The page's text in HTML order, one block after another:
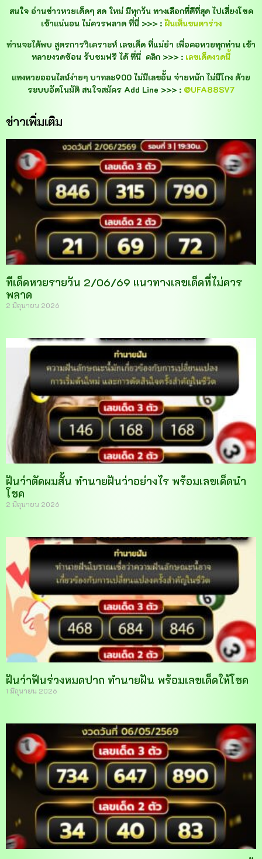
สนใจ อ่านข่าวหวยเด็ดๆ สด ใหม่ มีทุกวัน ทางเลือกที่ดีที่สุด ไปเสี่ยงโชค
เข้าแน่นอน ไม่ควรพลาด ที่นี่ >>> : ฝันเห็นขนตาร่วง
ท่านจะได้พบ สูตรการวิเคราะห์ เลขเด็ด ที่แม่ยำ เพื่อคอหวยทุกท่าน เข้า
หลายงวดซ้อน รับชมฟรี ได้ ที่นี่ คลิก >>> : เลขเด็ดงวดนี้
แทงหวยออนไลน์ง่ายๆ บาทละ900 ไม่มีเลขอั้น จ่ายหนัก ไม่มีโกง ด้วย
ระบบอัตโนมัติ สนใจสมัคร Add Line >>> : @UFA88SV7
ข่าวเพิ่มเติม
ทีเด็ดหวยรายวัน 2/06/69 แนวทางเลขเด็ดที่ไม่ควร
พลาด
2 มิถุนายน 2026
ฝันว่าตัดผมสั้น ทำนายฝันว่าอย่างไร พร้อมเลขเด็ดนำ
โชค
2 มิถุนายน 2026
ฝันว่าฟันร่วงหมดปาก ทำนายฝัน พร้อมเลขเด็ดให้โชค
1 มิถุนายน 2026